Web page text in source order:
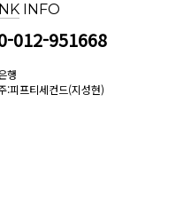
INFO
012-951668
행
:피프티세컨드(지성현)